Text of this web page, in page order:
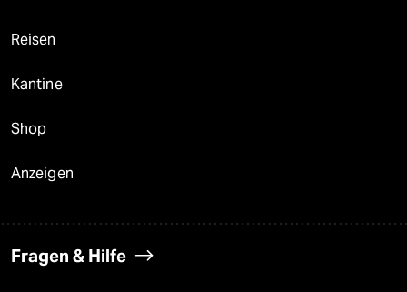
Reisen
Kantine
Shop
Anzeigen
Fragen & Hilfe